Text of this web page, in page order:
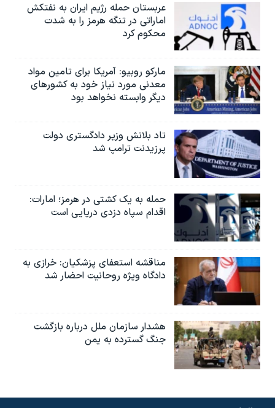
عربستان حمله رژیم ایران به نفتکش
اماراتی در تنگه هرمز را به‌ شدت
محکوم کرد
مارکو روبیو: آمریکا برای تامین مواد
معدنی مورد نیاز خود به کشورهای
دیگر وابسته نخواهد بود
تاد بلانش وزیر دادگستری دولت
پرزیدنت ترامپ شد
حمله به یک کشتی در هرمز؛ امارات:
اقدام سپاه دزدی دریایی است
مناقشه استعفای پزشکیان: خرازی به
دادگاه ویژه روحانیت احضار شد
هشدار سازمان ملل درباره بازگشت
جنگ گسترده به یمن